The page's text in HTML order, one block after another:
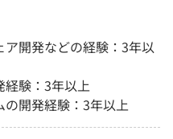
ア開発などの経験：3年以
経験：3年以上
の開発経験：3年以上